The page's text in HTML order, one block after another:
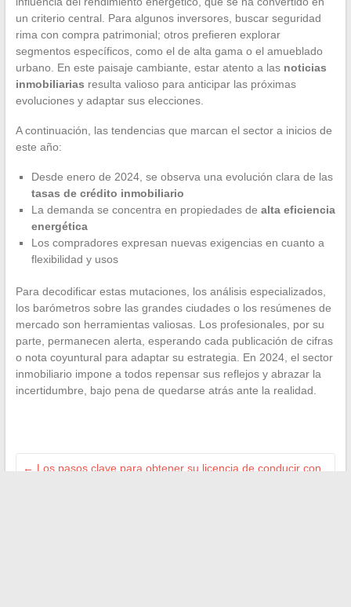
un criterio central. Para algunos inversores, buscar seguridad
rima con compra patrimonial; otros prefieren explorar
segmentos específicos, como el de alta gama o el amueblado
urbano. En este paisaje cambiante, estar atento a las noticias
inmobiliarias resulta valioso para anticipar las próximas
evoluciones y adaptar sus elecciones.
A continuación, las tendencias que marcan el sector a inicios de
este año:
Desde enero de 2024, se observa una evolución clara de las
tasas de crédito inmobiliario
La demanda se concentra en propiedades de alta eficiencia
energética
Los compradores expresan nuevas exigencias en cuanto a
flexibilidad y usos
Para decodificar estas mutaciones, los análisis especializados,
los barómetros sobre las grandes ciudades o los resúmenes de
mercado son herramientas valiosas. Los profesionales, por su
parte, permanecen alerta, esperando cada publicación de cifras
o nota coyuntural para adaptar su estrategia. En 2024, el sector
inmobiliario impone a todos repensar sus reflejos y abrazar la
incertidumbre, bajo pena de quedarse atrás ante la realidad.
← Los pasos clave para obtener su licencia de conducir con